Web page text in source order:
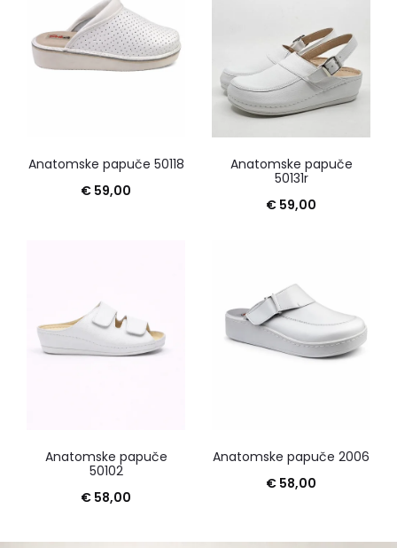
Anatomske papuče 50118
€ 59,00
Anatomske papuče
50131r
€ 59,00
Anatomske papuče
50102
€ 58,00
Anatomske papuče 2006
€ 58,00